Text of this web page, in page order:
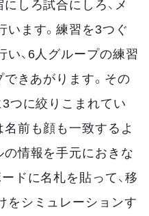
しろ試合にしろ、メ
ます。練習を3つぐ
、6人グループの練習
きあがります。その
つに絞りこまれてい
前も顔も一致するよ
の情報を手元におきな
ドに名札を貼って、移
をシミュレーションす